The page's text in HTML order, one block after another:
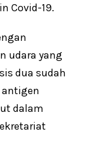
Covid-19.
udara yang
dua sudah
dalam